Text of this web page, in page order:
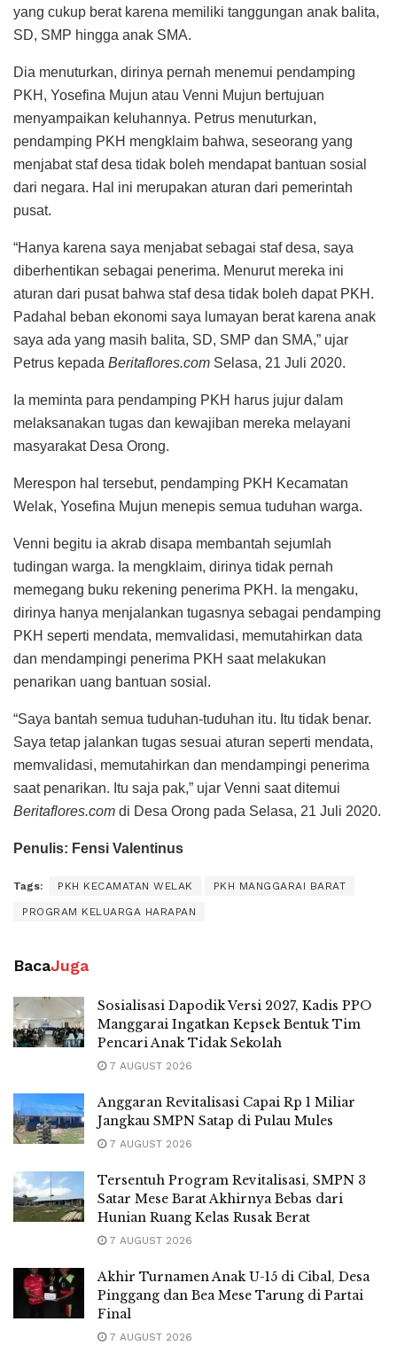
yang cukup berat karena memiliki tanggungan anak balita,
SD, SMP hingga anak SMA.
Dia menuturkan, dirinya pernah menemui pendamping
PKH, Yosefina Mujun atau Venni Mujun bertujuan
menyampaikan keluhannya. Petrus menuturkan,
pendamping PKH mengklaim bahwa, seseorang yang
menjabat staf desa tidak boleh mendapat bantuan sosial
dari negara. Hal ini merupakan aturan dari pemerintah
pusat.
“Hanya karena saya menjabat sebagai staf desa, saya
diberhentikan sebagai penerima. Menurut mereka ini
aturan dari pusat bahwa staf desa tidak boleh dapat PKH.
Padahal beban ekonomi saya lumayan berat karena anak
saya ada yang masih balita, SD, SMP dan SMA,” ujar
Petrus kepada Beritaflores.com Selasa, 21 Juli 2020.
Ia meminta para pendamping PKH harus jujur dalam
melaksanakan tugas dan kewajiban mereka melayani
masyarakat Desa Orong.
Merespon hal tersebut, pendamping PKH Kecamatan
Welak, Yosefina Mujun menepis semua tuduhan warga.
Venni begitu ia akrab disapa membantah sejumlah
tudingan warga. Ia mengklaim, dirinya tidak pernah
memegang buku rekening penerima PKH. Ia mengaku,
dirinya hanya menjalankan tugasnya sebagai pendamping
PKH seperti mendata, memvalidasi, memutahirkan data
dan mendampingi penerima PKH saat melakukan
penarikan uang bantuan sosial.
“Saya bantah semua tuduhan-tuduhan itu. Itu tidak benar.
Saya tetap jalankan tugas sesuai aturan seperti mendata,
memvalidasi, memutahirkan dan mendampingi penerima
saat penarikan. Itu saja pak,” ujar Venni saat ditemui
Beritaflores.com di Desa Orong pada Selasa, 21 Juli 2020.
Penulis: Fensi Valentinus
Tags: PKH KECAMATAN WELAK PKH MANGGARAI BARAT
PROGRAM KELUARGA HARAPAN
BacaJuga
Sosialisasi Dapodik Versi 2027, Kadis PPO
Manggarai Ingatkan Kepsek Bentuk Tim
Pencari Anak Tidak Sekolah
7 AUGUST 2026
Anggaran Revitalisasi Capai Rp 1 Miliar
Jangkau SMPN Satap di Pulau Mules
7 AUGUST 2026
Tersentuh Program Revitalisasi, SMPN 3
Satar Mese Barat Akhirnya Bebas dari
Hunian Ruang Kelas Rusak Berat
7 AUGUST 2026
Akhir Turnamen Anak U-15 di Cibal, Desa
Pinggang dan Bea Mese Tarung di Partai
Final
7 AUGUST 2026